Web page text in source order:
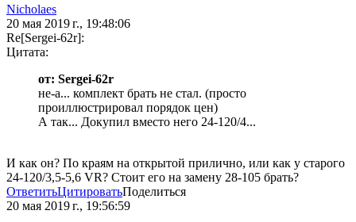
Nicholaes
20 мая 2019 г., 19:48:06
Re[Sergei-62r]:
Цитата:
от: Sergei-62r
не-а... комплект брать не стал. (просто
проиллюстрировал порядок цен)
А так... Докупил вместо него 24-120/4...
И как он? По краям на открытой прилично, или как у старого
24-120/3,5-5,6 VR? Стоит его на замену 28-105 брать?
ОтветитьЦитироватьПоделиться
20 мая 2019 г., 19:56:59